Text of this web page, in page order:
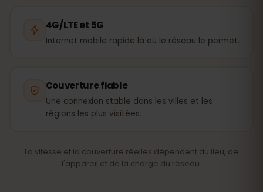
4G/LTE et 5G
Internet mobile rapide là où le réseau le permet.
Couverture fiable
Une connexion stable dans les villes et les
régions les plus visitées.
La vitesse et la couverture réelles dépendent du lieu, de
l'appareil et de la charge du réseau.